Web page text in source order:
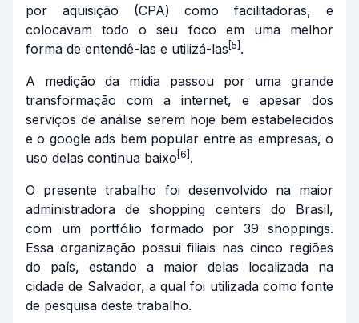
por aquisição (CPA) como facilitadoras, e
colocavam todo o seu foco em uma melhor
forma de entendê-las e utilizá-las [5] .
A medição da mídia passou por uma grande
transformação com a internet, e apesar dos
serviços de análise serem hoje bem estabelecidos
e o google ads bem popular entre as empresas, o
uso delas continua baixo [6] .
O presente trabalho foi desenvolvido na maior
administradora de shopping centers do Brasil,
com um portfólio formado por 39 shoppings.
Essa organização possui filiais nas cinco regiões
do país, estando a maior delas localizada na
cidade de Salvador, a qual foi utilizada como fonte
de pesquisa deste trabalho.